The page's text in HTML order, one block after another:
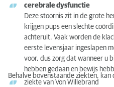
cerebrale dysfunctie
Deze stoornis zit in de grote
krijgen pups een slechte
achteruit. Vaak worden de
eerste levensjaar ingeslapen
voor, dus zorg dat wanneer u
hebben gedaan en bewijs
Behalve bovenstaande ziekten,
ziekte van Von Willebrand